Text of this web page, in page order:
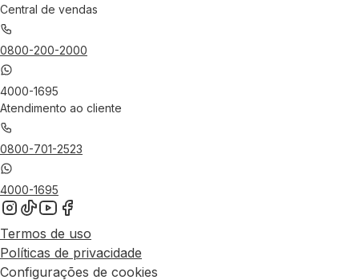
Central de vendas
0800-200-2000
4000-1695
Atendimento ao cliente
0800-701-2523
4000-1695
Termos de uso
Políticas de privacidade
Configurações de cookies